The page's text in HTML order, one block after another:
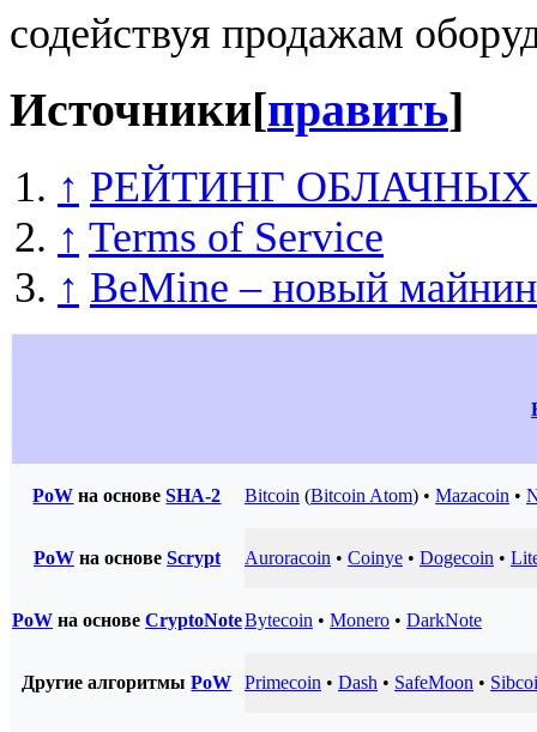
содействуя продажам
Источники[править]
↑ РЕЙТИНГ
↑ Terms of Service
↑ BeMine – новый
PoW на основеSHA-2 Bitcoin (Bitcoin Atom) • Mazacoin •
PoW на основе Scrypt Auroracoin • Coinye • Dogecoin •
PoW на основе CryptoNoteBytecoin • Monero • DarkNote
Другие алгоритмыPoW Primecoin • Dash • SafeMoon •